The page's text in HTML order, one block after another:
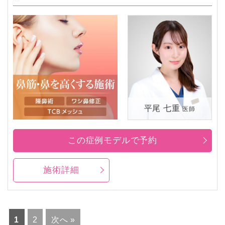
平尾 七重 医師
施術詳細
この症例モデルで予約
1 2 次へ »